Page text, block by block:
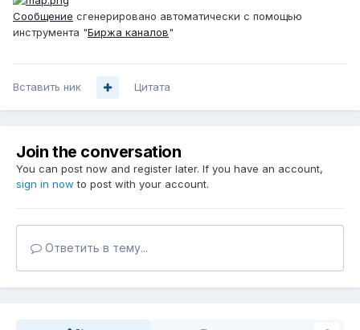
Сообщение сгенерировано автоматически с помощью
инструмента "Биржа каналов"
Вставить ник Цитата
Join the conversation
You can post now and register later. If you have an account,
sign in now to post with your account.
Ответить в тему...